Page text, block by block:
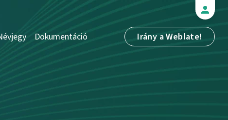
Irány a Weblate!
Dokumentáció